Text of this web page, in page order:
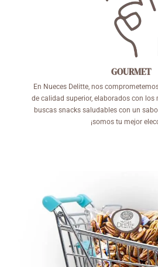
GOURMET
En Nueces Delitte, nos
de calidad superior, elaborados con los
buscas snacks saludables con un
¡somos tu mejor